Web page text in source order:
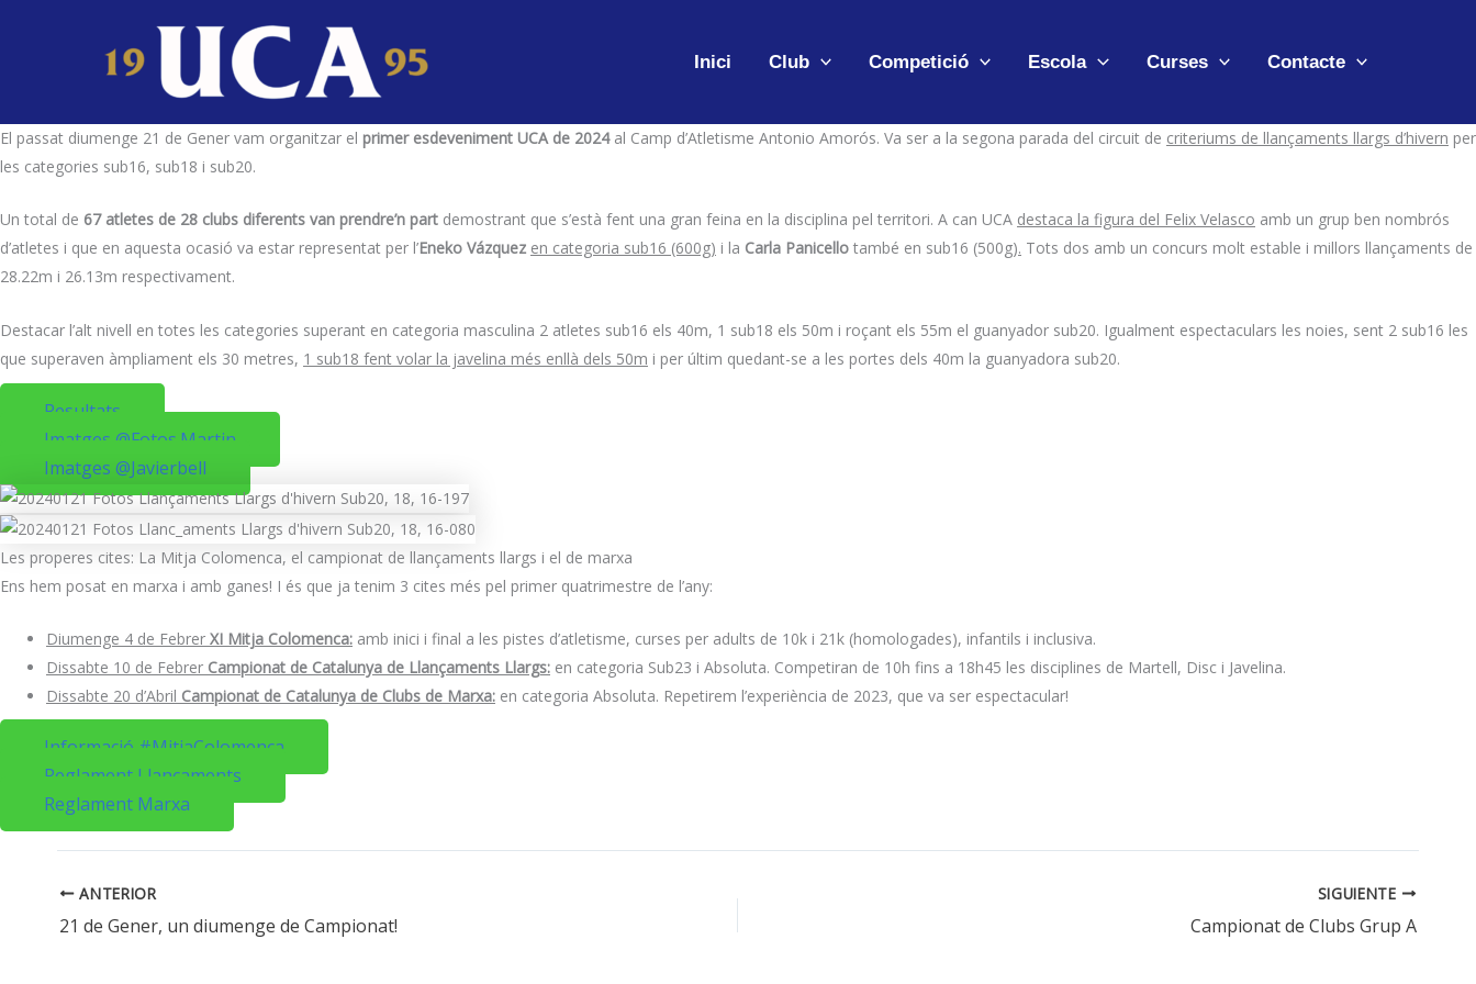
Inici Club Competició Escola Curses Contacte
El passat diumenge 21 de Gener vam organitzar el primer esdeveniment UCA de 2024al Camp d’Atletisme Antonio Amorós. Va ser a la segona parada del circuit de criteriums de llançaments llargs d’hivern per
les categories sub16, sub18 i sub20.
Un total de 67 atletes de 28 clubs diferents van prendre’n part demostrant que s’està fent una gran feina en la disciplina pel territori. A can UCA destaca la figura del Felix Velasco amb un grup ben nombrós
d’atletes i que en aquesta ocasió va estar representat per l’Eneko Vázquez en categoria sub16 (600g) i la Carla Panicello també en sub16 (500g). Tots dos amb un concurs molt estable i millors llançaments de
28.22m i 26.13m respectivament.
Destacar l’alt nivell en totes les categories superant en categoria masculina 2 atletes sub16 els 40m, 1 sub18 els 50m i roçant els 55m el guanyador sub20. Igualment espectaculars les noies, sent 2 sub16 les
que superaven àmpliament els 30 metres, 1 sub18 fent volar la javelina més enllà dels 50m i per últim quedant-se a les portes dels 40m la guanyadora sub20.
Resultats
Imatges @fotos.martin
Imatges @javierbell
Les properes cites: La Mitja Colomenca, el campionat de llançaments llargs i el de marxa
Ens hem posat en marxa i amb ganes! I és que ja tenim 3 cites més pel primer quatrimestre de l’any:
Diumenge 4 de Febrer XI Mitja Colomenca: amb inici i final a les pistes d’atletisme, curses per adults de 10k i 21k (homologades), infantils i inclusiva.
Dissabte 10 de Febrer Campionat de Catalunya de Llançaments Llargs: en categoria Sub23 i Absoluta. Competiran de 10h fins a 18h45 les disciplines de Martell, Disc i Javelina.
Dissabte 20 d’Abril Campionat de Catalunya de Clubs de Marxa: en categoria Absoluta. Repetirem l’experiència de 2023, que va ser espectacular!
Informació #MitjaColomenca
Reglament Llançaments
Reglament Marxa
ANTERIOR
21 de Gener, un diumenge de Campionat!
SIGUIENTE
Campionat de Clubs Grup A